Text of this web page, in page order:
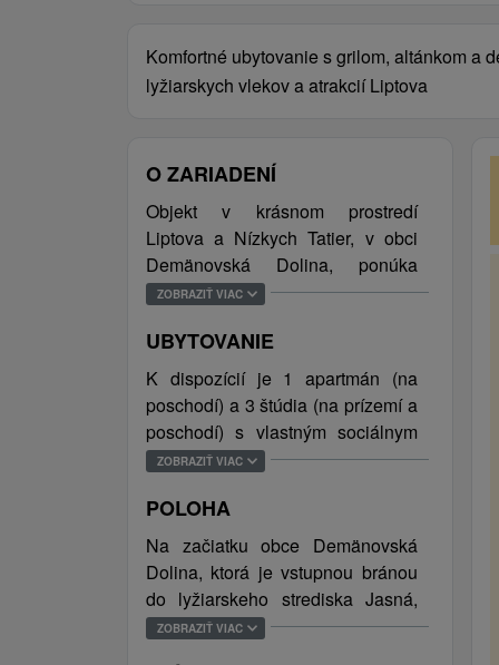
Komfortné ubytovanie s grilom, altánkom a
lyžiarskych vlekov a atrakcií Liptova
O ZARIADENÍ
Objekt v krásnom prostredí
Liptova a Nízkych Tatier, v obci
Demänovská Dolina, ponúka
komfortné ubytovanie v
spoločenskú miestnosť, terasu a v
areáli vonkajší altánok s
posedením a grilom. Najmenší
návštevníci sa potešia detskému
ihrisku s hojdačkou, šmýkačkou,
trampolínou a pieskoviskom. Tí
aktívnejší môžu využiť veľkú
hry. Súčasťou objektu je aj
miestnosť na úschovu lyží so
sušičkou lyžiarskych topánok.
Samozrejmosťou je bezplatné
ZOBRAZIŤ VIAC
UBYTOVANIE
K dispozícií je 1 apartmán (na
poschodí) a 3 štúdia (na prízemí a
poschodí) s vlastným sociálnym
zariadením (sprchový kút alebo
kuchynským kútom. Celková
kapacita ubytovania je 17 osôb.
ZOBRAZIŤ VIAC
POLOHA
Na začiatku obce Demänovská
Dolina, ktorá je vstupnou bránou
do lyžiarskeho strediska Jasná,
približne 6 km od mesta Liptovský
ZOBRAZIŤ VIAC